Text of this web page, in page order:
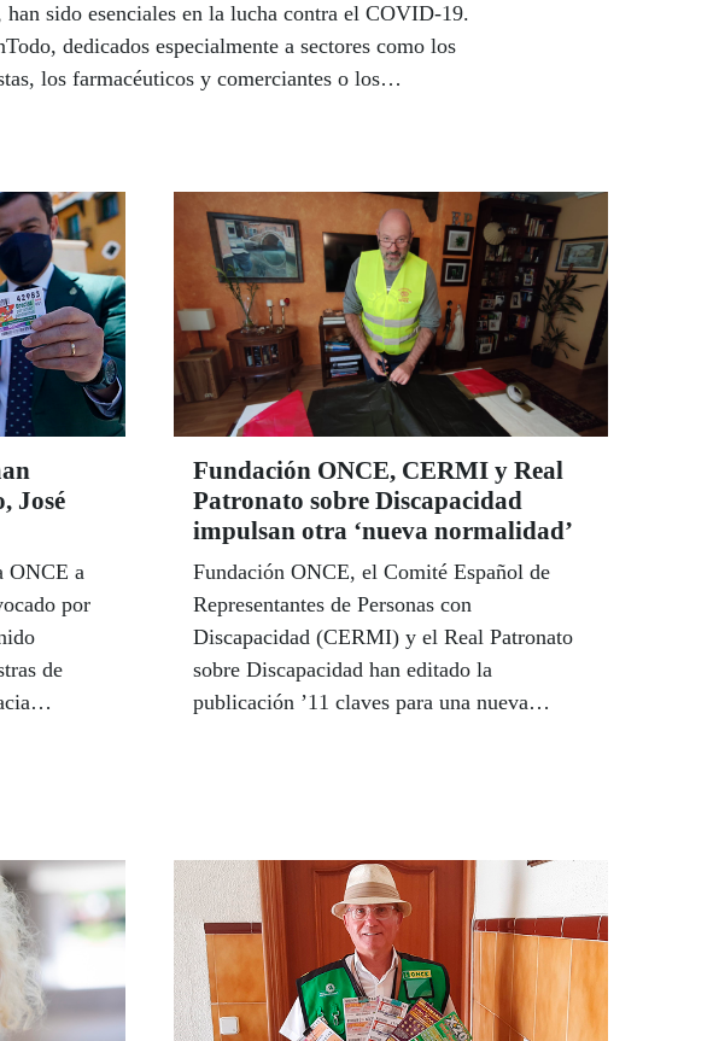
sido esenciales en la lucha contra el COVID-19.
dedicados especialmente a sectores como los
los farmacéuticos y comerciantes o los
José
ONCE a
por
de
que han
de la
comprando
esa
Fundación ONCE, CERMI y Real
Patronato sobre Discapacidad
impulsan otra ‘nueva normalidad’
Fundación ONCE, el Comité Español de
Representantes de Personas con
Discapacidad (CERMI) y el Real Patronato
sobre Discapacidad han editado la
publicación ’11 claves para una nueva
espacios y edificios públicos a esta nueva
realidad fruto de la lucha contra el Covid 19.
En este contexto, el servicio de voluntariado
de Fundación ONCE ha sumado ya más de
1.000 personas gracias al esfuerzo realizado
por la entidad desde el inicio de la crisis del